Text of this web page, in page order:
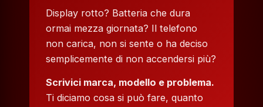
Display rotto? Batteria che dura
ormai mezza giornata? Il telefono
non carica, non si sente o ha deciso
semplicemente di non accendersi più?
Scrivici marca, modello e problema.
Ti diciamo cosa si può fare, quanto